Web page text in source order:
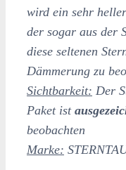
wird ein sehr
der sogar aus der
diese seltenen
Dämmerung zu
Sichtbarkeit: Der
Paket ist
beobachten
Marke: